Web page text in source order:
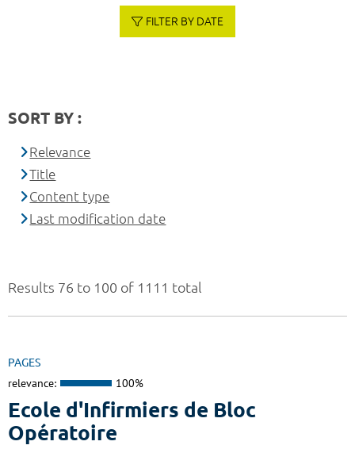
Results 76 to 100 of 1111 total
PAGES
relevance: 100%
Ecole d'Infirmiers de Bloc
Opératoire
FILTER BY DATE
SORT BY :
Relevance
Title
Content type
Last modification date